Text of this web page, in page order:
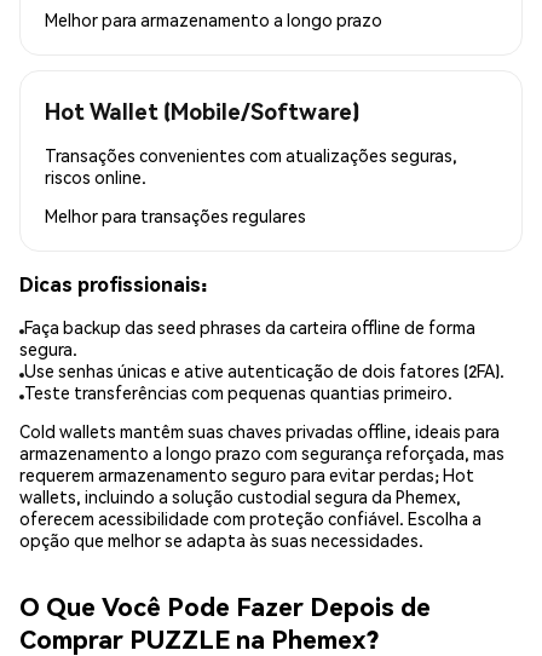
Melhor para armazenamento a longo prazo
Hot Wallet (Mobile/Software)
Transações convenientes com atualizações seguras,
riscos online.
Melhor para transações regulares
Dicas profissionais:
Faça backup das seed phrases da carteira offline de forma
segura.
Use senhas únicas e ative autenticação de dois fatores (2FA).
Teste transferências com pequenas quantias primeiro.
Cold wallets mantêm suas chaves privadas offline, ideais para
armazenamento a longo prazo com segurança reforçada, mas
requerem armazenamento seguro para evitar perdas; Hot
wallets, incluindo a solução custodial segura da Phemex,
oferecem acessibilidade com proteção confiável. Escolha a
opção que melhor se adapta às suas necessidades.
O Que Você Pode Fazer Depois de
Comprar PUZZLE na Phemex?